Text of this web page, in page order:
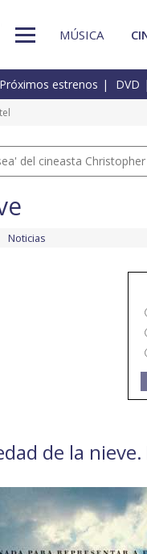
MÚSICA
Próximos estrenos DVD
del cineasta
Noticias
de la